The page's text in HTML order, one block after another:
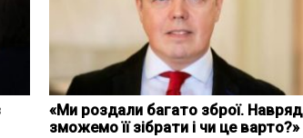
«Ми роздали багато зброї. Навряд
зможемо її зібрати і чи це варто?»